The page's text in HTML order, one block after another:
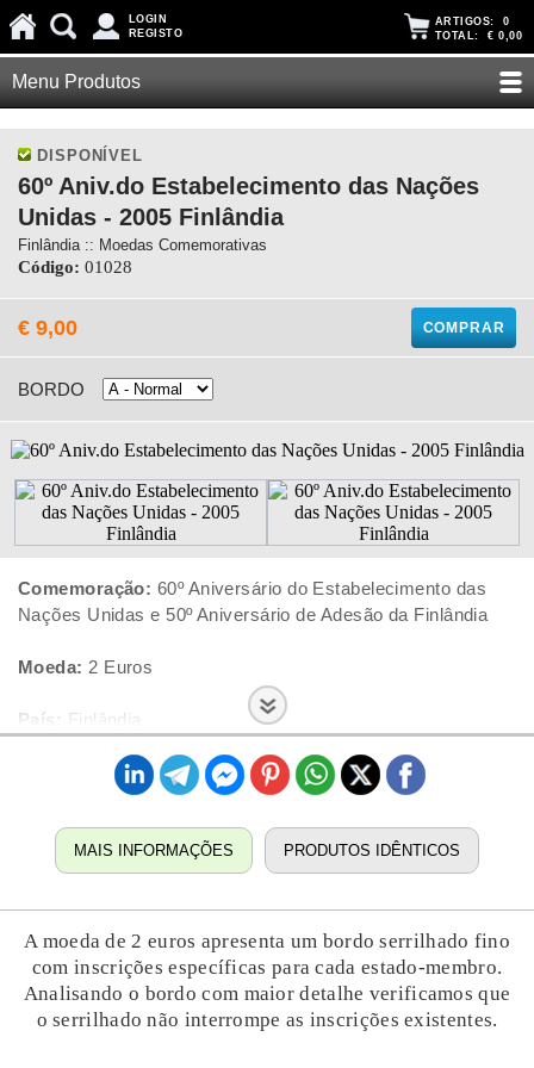
LOGIN
REGISTO
ARTIGOS: 0
TOTAL: € 0,00
Menu Produtos
DISPONÍVEL
60º Aniv.do Estabelecimento das Nações
Unidas - 2005 Finlândia
Finlândia :: Moedas Comemorativas
Código: 01028
€ 9,00 COMPRAR
BORDO
Comemoração: 60º Aniversário do Estabelecimento das
Nações Unidas e 50º Aniversário de Adesão da Finlândia
Moeda: 2 Euros
País: Finlândia
Estado:Nova
MAIS INFORMAÇÕES PRODUTOS IDÊNTICOS
A moeda de 2 euros apresenta um bordo serrilhado fino
com inscrições específicas para cada estado-membro.
Analisando o bordo com maior detalhe verificamos que
o serrilhado não interrompe as inscrições existentes.